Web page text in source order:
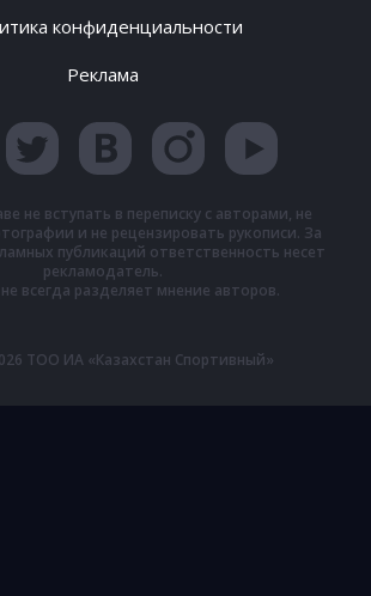
конфиденциальности
Реклама
не вступать в переписку с авторами, не
и не рецензировать рукописи. За
публикаций ответственность несет
рекламодатель.
всегда разделяет мнение авторов.
ТОО ИА «Казахстан Спортивный»